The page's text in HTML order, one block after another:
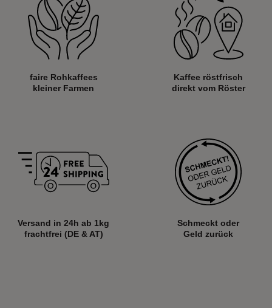
faire Rohkaffees
kleiner Farmen
Kaffee röstfrisch
direkt vom Röster
Versand in 24h ab 1kg
frachtfrei (DE & AT)
Schmeckt oder
Geld zurück